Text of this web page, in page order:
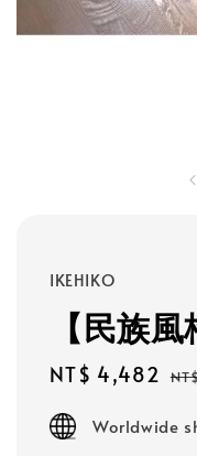
IKEHIKO
【民族
Sale
NT$ 4,482
Worldwide